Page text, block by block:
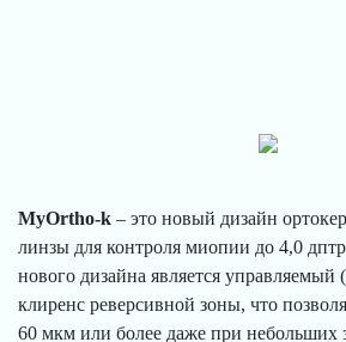
MyOrtho-k – это новый дизайн
линзы для контроля миопии до 4,0
нового дизайна является управляемый
клиренс реверсивной зоны, что
60 мкм или более даже при небольших